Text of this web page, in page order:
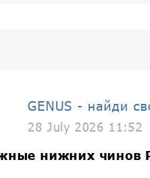
GENUS - найди
28 July 2026 11:52
нижних чинов